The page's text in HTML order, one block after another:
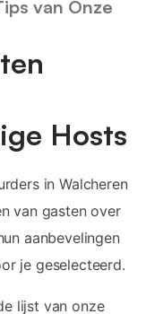
van Onze
Hosts
in Walcheren
van gasten over
aanbevelingen
je geselecteerd.
lijst van onze